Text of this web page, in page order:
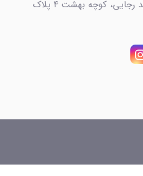
شهید رجایی، کوچه بهشت ۴ پلاک